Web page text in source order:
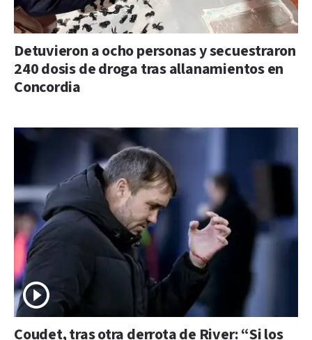
Detuvieron a ocho personas y secuestraron
240 dosis de droga tras allanamientos en
Concordia
Coudet, tras otra derrota de River: “Si los